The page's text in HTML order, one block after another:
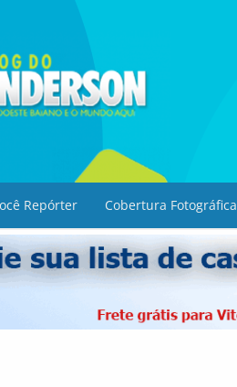
Repórter Cobertura Fotográfica